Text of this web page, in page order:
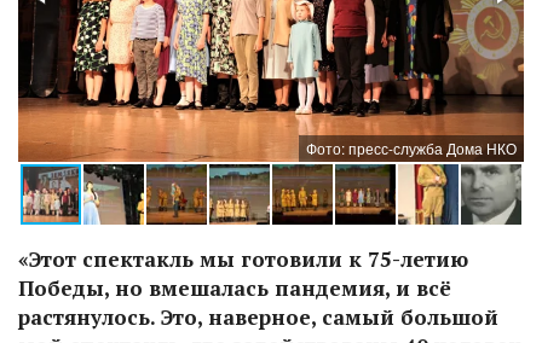
Фото: пресс-служба Дома НКО
«Этот спектакль мы готовили к 75-летию
Победы, но вмешалась пандемия, и всё
растянулось. Это, наверное, самый большой